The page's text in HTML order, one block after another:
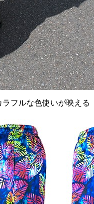
フルな色使いが映える